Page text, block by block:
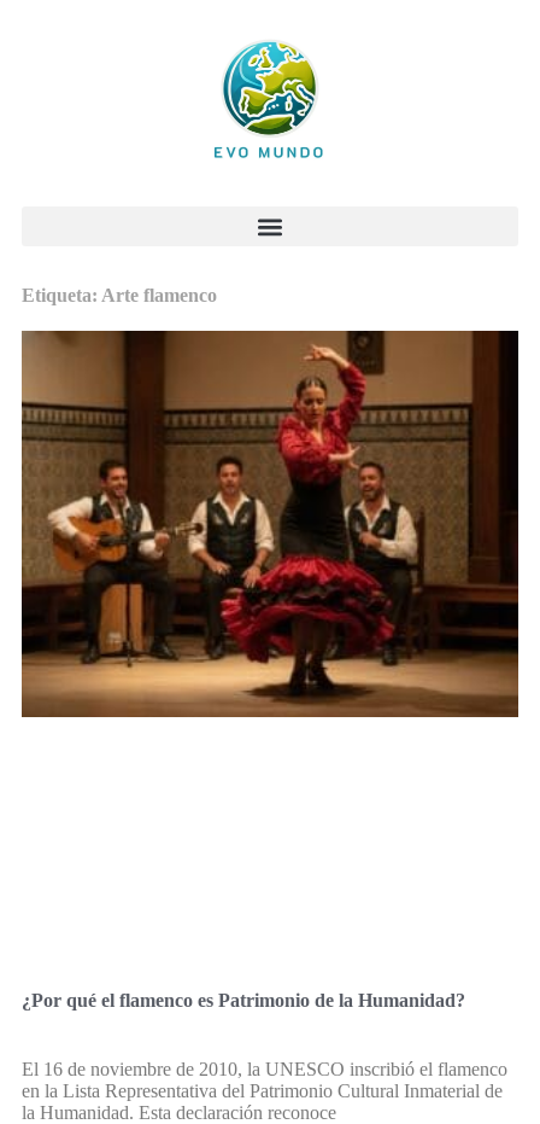
Etiqueta: Arte flamenco
¿Por qué el flamenco es Patrimonio de la Humanidad?
El 16 de noviembre de 2010, la UNESCO inscribió el flamenco
en la Lista Representativa del Patrimonio Cultural Inmaterial de
la Humanidad. Esta declaración reconoce